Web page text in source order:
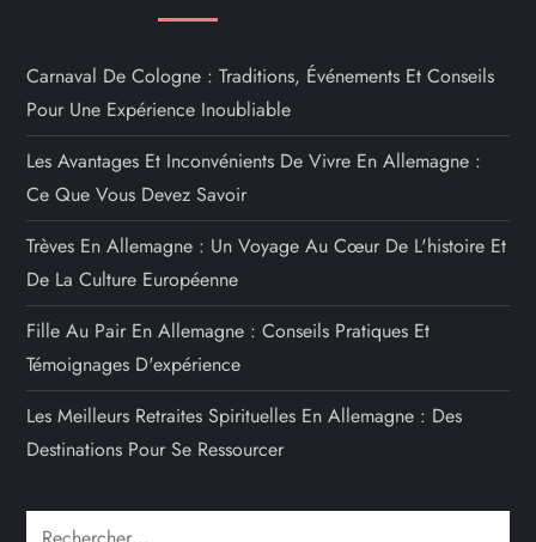
Carnaval De Cologne : Traditions, Événements Et Conseils
Pour Une Expérience Inoubliable
Les Avantages Et Inconvénients De Vivre En Allemagne :
Ce Que Vous Devez Savoir
Trèves En Allemagne : Un Voyage Au Cœur De L'histoire Et
De La Culture Européenne
Fille Au Pair En Allemagne : Conseils Pratiques Et
Témoignages D'expérience
Les Meilleurs Retraites Spirituelles En Allemagne : Des
Destinations Pour Se Ressourcer
Rechercher :